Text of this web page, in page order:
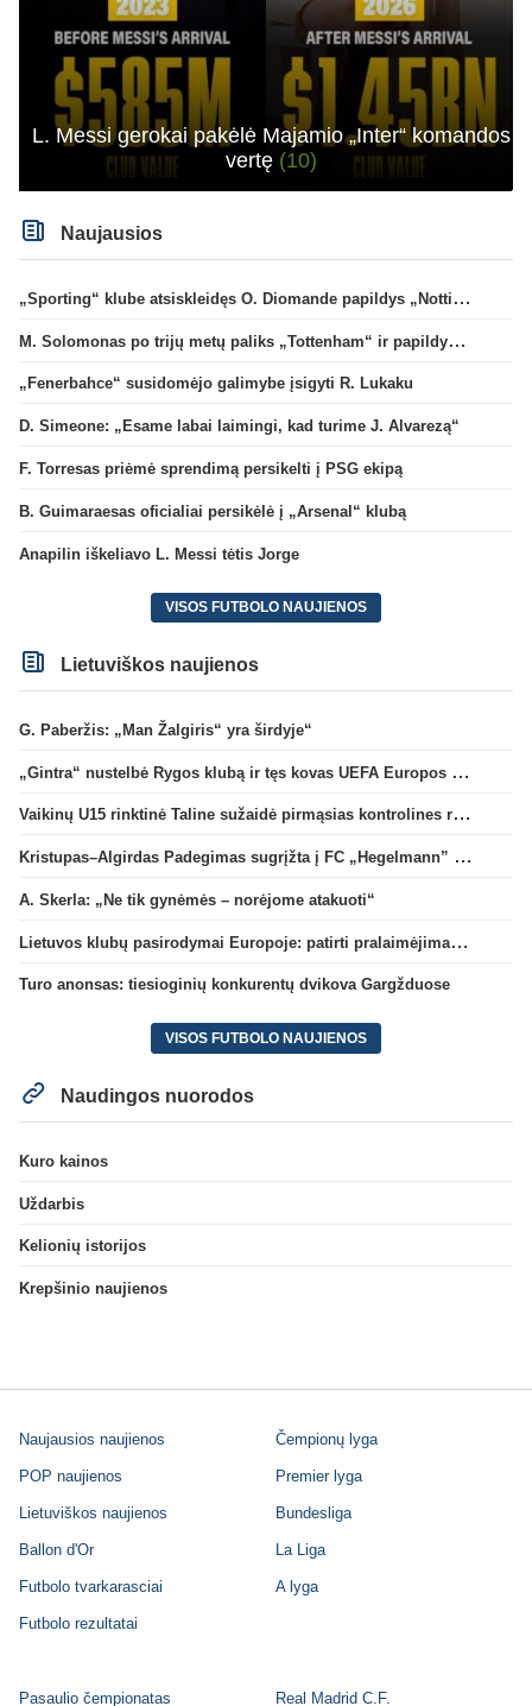
L. Messi gerokai pakėlė Majamio „Inter“ komandos
vertę (10)
Naujausios
„Sporting“ klube atsiskleidęs O. Diomande papildys „Nottingham“ gretas
M. Solomonas po trijų metų paliks „Tottenham“ ir papildys „West Ham“ klubą
„Fenerbahce“ susidomėjo galimybe įsigyti R. Lukaku
D. Simeone: „Esame labai laimingi, kad turime J. Alvarezą“
F. Torresas priėmė sprendimą persikelti į PSG ekipą
B. Guimaraesas oficialiai persikėlė į „Arsenal“ klubą
Anapilin iškeliavo L. Messi tėtis Jorge
VISOS FUTBOLO NAUJIENOS
Lietuviškos naujienos
G. Paberžis: „Man Žalgiris“ yra širdyje“
„Gintra“ nustelbė Rygos klubą ir tęs kovas UEFA Europos taurės atrankoje
Vaikinų U15 rinktinė Taline sužaidė pirmąsias kontrolines rungtynes
Kristupas–Algirdas Padegimas sugrįžta į FC „Hegelmann” B sudėtį
A. Skerla: „Ne tik gynėmės – norėjome atakuoti“
Lietuvos klubų pasirodymai Europoje: patirti pralaimėjimai Kroatijos atstovams
Turo anonsas: tiesioginių konkurentų dvikova Gargžduose
VISOS FUTBOLO NAUJIENOS
Naudingos nuorodos
Kuro kainos
Uždarbis
Kelionių istorijos
Krepšinio naujienos
Naujausios naujienos
POP naujienos
Lietuviškos naujienos
Ballon d'Or
Futbolo tvarkarasciai
Futbolo rezultatai
Čempionų lyga
Premier lyga
Bundesliga
La Liga
A lyga
Pasaulio čempionatas Real Madrid C.F.